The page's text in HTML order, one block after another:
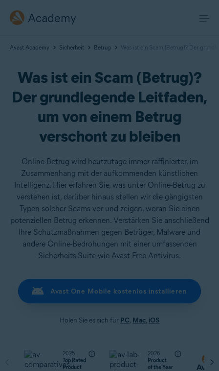
Academy
Avast Academy Sicherheit Betrug Was ist ein Scam (Betrug)? Der
Was ist ein Scam (Betrug)?
Der grundlegende Leitfaden,
um von einem Betrug
verschont zu bleiben
Online-Betrug wird heutzutage immer raffinierter, im
Zusammenhang mit der aufkommenden künstlichen
Intelligenz. Hier erfahren Sie, was unter Online-Betrug zu
verstehen ist, darüber hinaus stellen wir die gängigsten
Typen solcher Scams vor und zeigen, woran Sie einen
potenziellen Betrug erkennen. Verstärken Sie anschließend
Ihre Schutzmaßnahmen gegen Betrüger, Malware und
andere Online-Bedrohungen mit einer umfassenden
Sicherheits-Suite wie Avast Free Antivirus.
Avast One Mobile kostenlos installieren
Holen Sie es sich für PC, Mac, iOS
2025
Top Rated
Product
2026
Product
of the Year